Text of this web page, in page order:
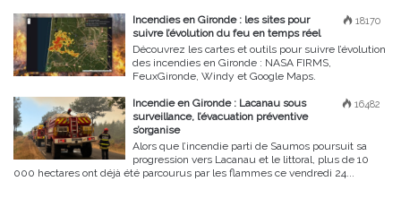
18170
Incendies en Gironde : les sites pour
suivre l’évolution du feu en temps réel
Découvrez les cartes et outils pour suivre l’évolution
des incendies en Gironde : NASA FIRMS,
FeuxGironde, Windy et Google Maps.
16482
Incendie en Gironde : Lacanau sous
surveillance, l’évacuation préventive
s’organise
Alors que l’incendie parti de Saumos poursuit sa
progression vers Lacanau et le littoral, plus de 10
000 hectares ont déjà été parcourus par les flammes ce vendredi 24...